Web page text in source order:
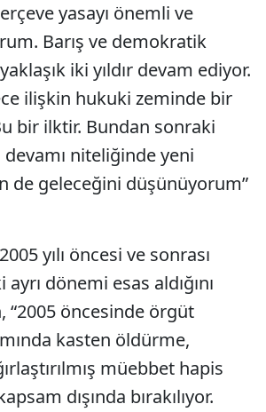
yasayı önemli ve
Barış ve demokratik
iki yıldır devam ediyor.
ilişkin hukuki zeminde bir
bir ilktir. Bundan sonraki
niteliğinde yeni
de geleceğini düşünüyorum”
yılı öncesi ve sonrası
dönemi esas aldığını
“2005 öncesinde örgüt
kasten öldürme,
müebbet hapis
dışında bırakılıyor.